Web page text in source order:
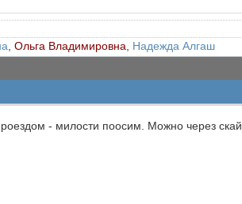
Ольга Владимировна Надежда Алгаш
- милости поосим. Можно через